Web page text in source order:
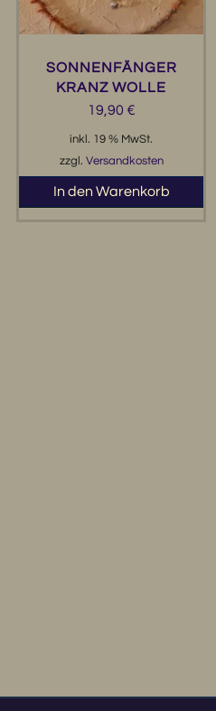
SONNENFÄNGER
KRANZ WOLLE
19,90 €
inkl. 19 % MwSt.
zzgl. Versandkosten
In den Warenkorb